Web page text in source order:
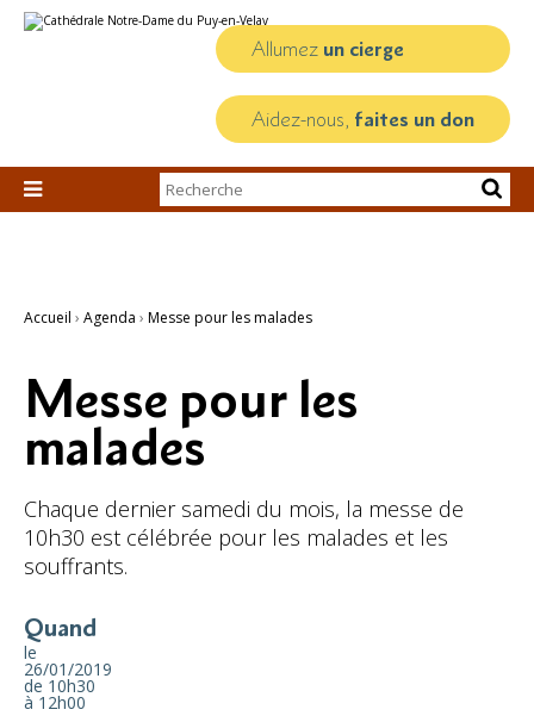
au
personnels
Allumez un cierge
Aidez-nous, faites un don

Chercher par
Recherche
Accueil › Agenda › Messe pour les malades
Messe pour les
malades
Chaque dernier samedi du mois, la messe de
10h30 est célébrée pour les malades et les
souffrants.
Quand
le
26/01/2019
de 10h30
à 12h00